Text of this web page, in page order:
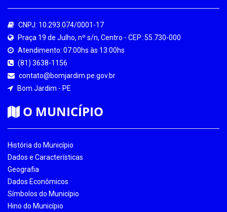
CNPJ: 10.293.074/0001-17
Praça 19 de Julho, nº s/n, Centro - CEP: 55.730-000
Atendimento: 07:00hs às 13:00hs
(81) 3638-1156
contato@bomjardim.pe.gov.br
Bom Jardim - PE
O MUNICÍPIO
História do Município
Dados e Características
Geografia
Dados Econômicos
Símbolos do Município
Hino do Município